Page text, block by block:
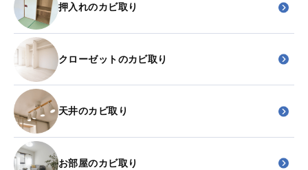
押入れのカビ取り
クローゼットのカビ取り
天井のカビ取り
お部屋のカビ取り